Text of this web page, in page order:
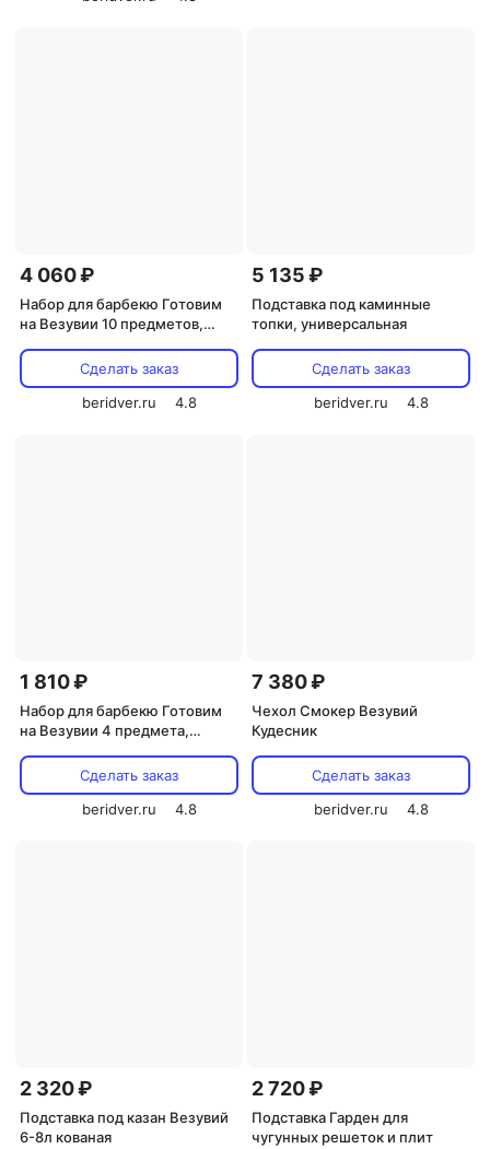
4 060 ₽
Набор для барбекю Готовим
на Везувии 10 предметов,
Сделать заказ
beridver.ru
4.8
5 135 ₽
Подставка под каминные
топки, универсальная
Сделать заказ
beridver.ru
4.8
1 810 ₽
Набор для барбекю Готовим
на Везувии 4 предмета,
Сделать заказ
beridver.ru
4.8
7 380 ₽
Чехол Смокер Везувий
Кудесник
Сделать заказ
beridver.ru
4.8
2 320 ₽
Подставка под казан Везувий
6-8л кованая
2 720 ₽
Подставка Гарден для
чугунных решеток и плит